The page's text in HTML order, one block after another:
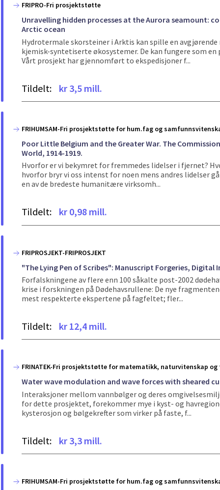
FRIPRO-Fri prosjektstøtte
Unravelling hidden processes at the Aurora seamount:
Arctic ocean
Hydrotermale skorsteiner i Arktis kan spille en
kjemisk-syntetiserte økosystemer. De kan fungere som
Vårt prosjekt har gjennomført to ekspedisjoner f...
Tildelt: kr 3,5 mill.
FRIHUMSAM-Fri prosjektstøtte for hum.fag og
Poor Little Belgium and the Greater War. The
World, 1914-1919.
Hvorfor er vi bekymret for fremmedes lidelser i fjernet?
hvorfor bryr vi oss intenst for noen mens andres lidelser
en av de bredeste humanitære virksomh...
Tildelt: kr 0,98 mill.
FRIPROSJEKT-FRIPROSJEKT
"The Lying Pen of Scribes": Manuscript Forgeries, Digital
Forfalskningene av flere enn 100 såkalte post-2002
krise i forskningen på Dødehavsrullene: De nye
mest respekterte ekspertene på fagfeltet; fler...
Tildelt: kr 12,4 mill.
FRINATEK-Fri prosjektstøtte for matematikk, naturvitenskap
Water wave modulation and wave forces with sheared
Interaksjoner mellom vannbølger og deres
for dette prosjektet, forekommer mye i kyst- og
kysterosjon og bølgekrefter som virker på faste, f...
Tildelt: kr 3,3 mill.
FRIHUMSAM-Fri prosjektstøtte for hum.fag og